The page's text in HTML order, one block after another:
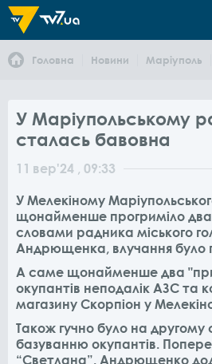
Головна Новини Маріуполь
У Маріупольському
сталась бавовна
11 вер'24 , 09:33
У Мелекіному
щонайменше прогриміло два
словами радника міського
Андрющенка, влучання було
А саме щонайменше два
окупантів неподалік АЗС та
магазину Скорпіон у
Також гучно було на другому
базуванню окупантів.
“Светлана”. Андрющенко